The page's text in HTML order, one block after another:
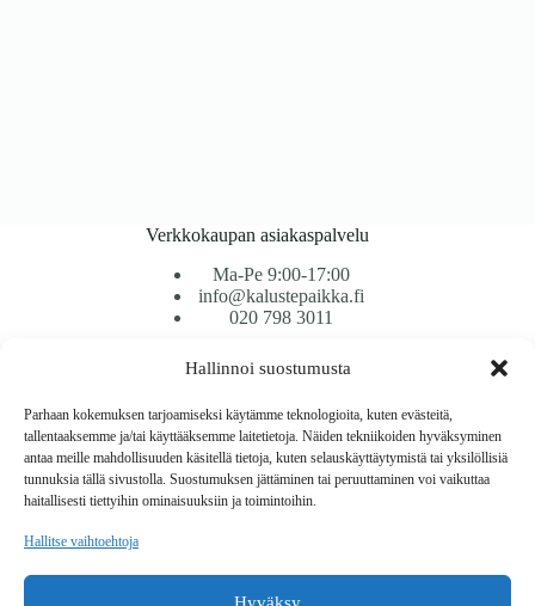
Hallinnoi suostumusta
Parhaan kokemuksen tarjoamiseksi käytämme teknologioita, kuten evästeitä,
tallentaaksemme ja/tai käyttääksemme laitetietoja. Näiden tekniikoiden hyväksyminen
antaa meille mahdollisuuden käsitellä tietoja, kuten selauskäyttäytymistä tai yksilöllisiä
tunnuksia tällä sivustolla. Suostumuksen jättäminen tai peruuttaminen voi vaikuttaa
haitallisesti tiettyihin ominaisuuksiin ja toimintoihin.
Hallitse vaihtoehtoja
Hyväksy
Verkkokaupan asiakaspalvelu
Ma-Pe 9:00-17:00
info@kalustepaikka.fi
020 798 3011
Tavarantoimitus / Maksutavat
Toimitustavat
Maksutavat
Vaihto ja palautus
Reklamaatiot